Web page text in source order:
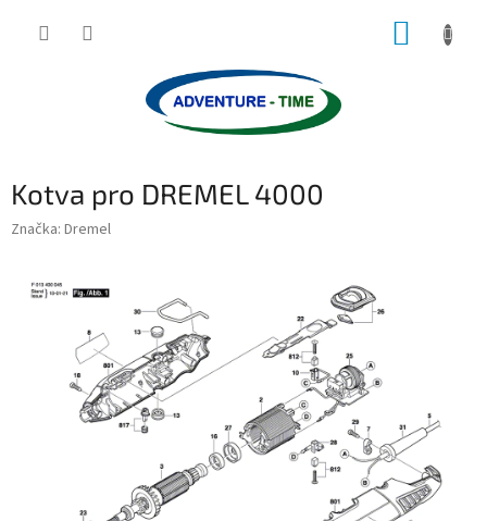
Kotva pro DREMEL 4000
Značka: Dremel